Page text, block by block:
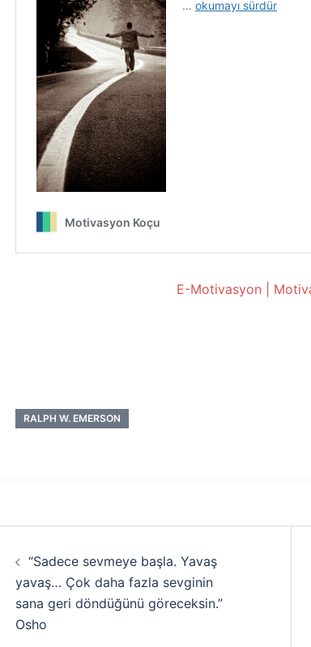
E-Motivasyon |
RALPH W. EMERSON
“Sadece sevmeye başla. Yavaş
yavaş… Çok daha fazla sevginin
sana geri döndüğünü göreceksin.”
Osho